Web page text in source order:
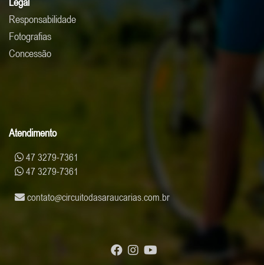
Responsabilidade
Fotografias
Concessão
Atendimento
47 3279-7361
47 3279-7361
contato circuitodasaraucarias.com.br